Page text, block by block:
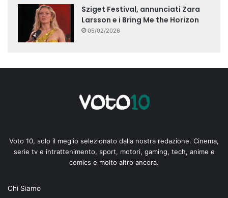
Sziget Festival, annunciati Zara
Larsson e i Bring Me the Horizon
05/02/2026
Voto 10, solo il meglio selezionato dalla nostra redazione. Cinema,
serie tv e intrattenimento, sport, motori, gaming, tech, anime e
comics e molto altro ancora.
Chi Siamo